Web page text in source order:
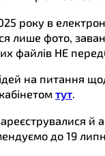
року в
лише фото,
файлів НЕ
на питання
тут.
й
до 19